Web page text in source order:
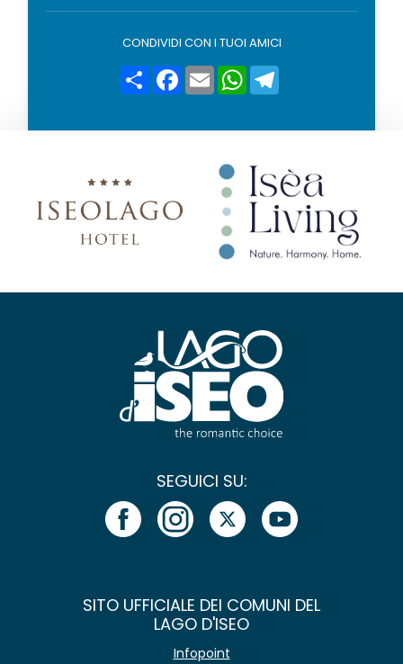
CONDIVIDI CON I TUOI AMICI
CondividiFacebook
Email WhatsApp
SEGUICI SU:
SITO UFFICIALE DEI COMUNI DEL
LAGO D'ISEO
Infopoint